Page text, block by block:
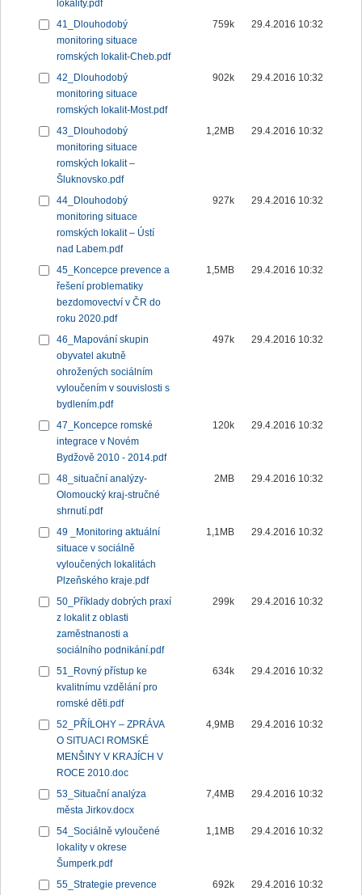
lokality.pdf
41_Dlouhodobý
monitoring situace
romských lokalit-Cheb.pdf
759k 29.4.2016 10:32
42_Dlouhodobý
monitoring situace
romských lokalit-Most.pdf
902k 29.4.2016 10:32
43_Dlouhodobý
monitoring situace
romských lokalit –
Šluknovsko.pdf
1,2MB 29.4.2016 10:32
44_Dlouhodobý
monitoring situace
romských lokalit – Ústí
nad Labem.pdf
927k 29.4.2016 10:32
45_Koncepce prevence a
řešení problematiky
bezdomovectví v ČR do
roku 2020.pdf
1,5MB 29.4.2016 10:32
46_Mapování skupin
obyvatel akutně
ohrožených sociálním
vyloučením v souvislosti s
bydlením.pdf
497k 29.4.2016 10:32
47_Koncepce romské
integrace v Novém
Bydžově 2010 - 2014.pdf
120k 29.4.2016 10:32
48_situační analýzy-
Olomoucký kraj-stručné
shrnutí.pdf
2MB 29.4.2016 10:32
49 _Monitoring aktuální
situace v sociálně
vyloučených lokalitách
Plzeňského kraje.pdf
1,1MB 29.4.2016 10:32
50_Příklady dobrých praxí
z lokalit z oblasti
zaměstnanosti a
sociálního podnikání.pdf
299k 29.4.2016 10:32
51_Rovný přístup ke
kvalitnímu vzdělání pro
romské děti.pdf
634k 29.4.2016 10:32
52_PŘÍLOHY – ZPRÁVA
O SITUACI ROMSKÉ
MENŠINY V KRAJÍCH V
ROCE 2010.doc
4,9MB 29.4.2016 10:32
53_Situační analýza
města Jirkov.docx
7,4MB 29.4.2016 10:32
54_Sociálně vyloučené
lokality v okrese
Šumperk.pdf
1,1MB 29.4.2016 10:32
55_Strategie prevence
692k 29.4.2016 10:32